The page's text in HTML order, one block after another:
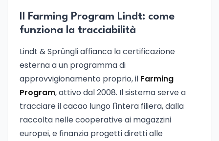
Il Farming Program Lindt: come
funziona la tracciabilità
Lindt & Sprüngli affianca la certificazione
esterna a un programma di
approvvigionamento proprio, il Farming
Program, attivo dal 2008. Il sistema serve a
tracciare il cacao lungo l'intera filiera, dalla
raccolta nelle cooperative ai magazzini
europei, e finanzia progetti diretti alle